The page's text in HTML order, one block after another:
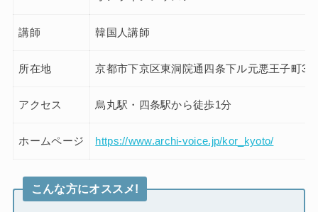
講師 韓国人講師
所在地 京都市下京区東洞院通四条下ル元悪王子町37
アクセス 烏丸駅・四条駅から徒歩1分
ホームページ https://www.archi-voice.jp/kor_kyoto/
こんな方にオススメ!